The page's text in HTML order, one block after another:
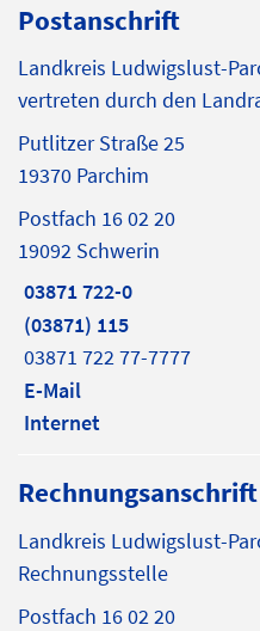
Postanschrift
Landkreis Ludwigslust-
vertreten durch den
Putlitzer Straße 25
19370 Parchim
Postfach 16 02 20
19092 Schwerin
03871 722-0
(03871) 115
03871 722 77-7777
E-Mail
Internet
Rechnungsanschrift
Landkreis Ludwigslust-
Rechnungsstelle
Postfach 16 02 20